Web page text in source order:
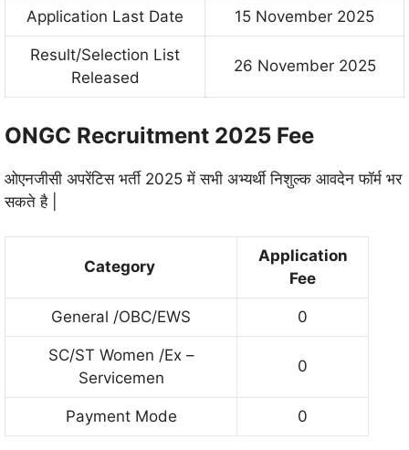
Application Last Date 15 November 2025
Result/Selection List
Released
26 November 2025
ONGC Recruitment 2025 Fee
ओएनजीसी अपरेंटिस भर्ती 2025 में सभी अभ्यर्थी निशुल्क आवदेन फॉर्म भर
सकते है |
Category
Application
Fee
General /OBC/EWS 0
SC/ST Women /Ex –
Servicemen
0
Payment Mode 0